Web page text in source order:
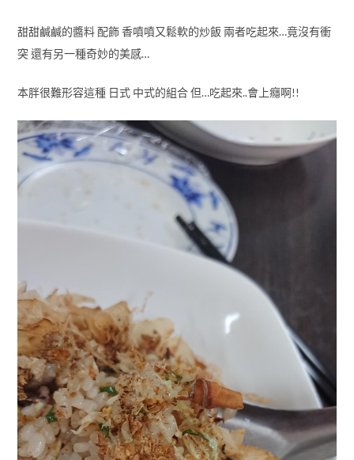
甜甜鹹鹹的醬料 配飾 香噴噴又鬆軟的炒飯 兩者吃起來…竟沒有衝
突 還有另一種奇妙的美感…
本胖很難形容這種 日式 中式的組合 但…吃起來..會上癮啊!!